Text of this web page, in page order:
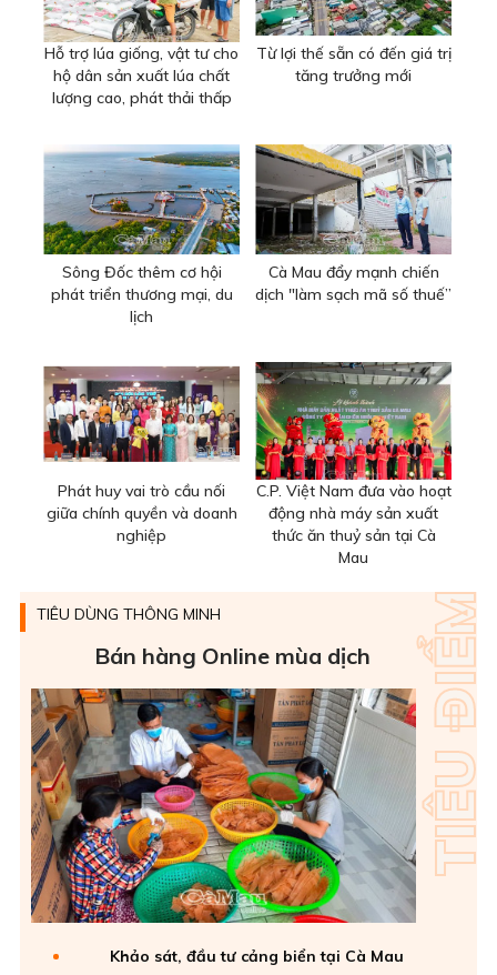
Hỗ trợ lúa giống, vật tư cho
hộ dân sản xuất lúa chất
lượng cao, phát thải thấp
Từ lợi thế sẵn có đến giá trị
tăng trưởng mới
Sông Đốc thêm cơ hội
phát triển thương mại, du
lịch
Cà Mau đẩy mạnh chiến
dịch "làm sạch mã số thuế”
Phát huy vai trò cầu nối
giữa chính quyền và doanh
nghiệp
C.P. Việt Nam đưa vào hoạt
động nhà máy sản xuất
thức ăn thuỷ sản tại Cà
Mau
TIÊU DÙNG THÔNG MINH
Bán hàng Online mùa dịch
Khảo sát, đầu tư cảng biển tại Cà Mau